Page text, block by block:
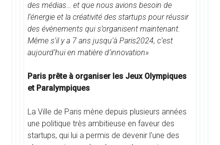
des médias… et que nous avions besoin de
l’énergie et la créativité des startups pour réussir
des évènements qui s’organisent maintenant.
Même s’il y a 7 ans jusqu’à Paris2024, c’est
aujourd’hui en matière d’innovation»
Paris prête à organiser les Jeux Olympiques
et Paralympiques
La Ville de Paris mène depuis plusieurs années
une politique très ambitieuse en faveur des
startups, qui lui a permis de devenir l’une des